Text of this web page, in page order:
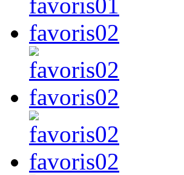
favoris02
favoris02
favoris02